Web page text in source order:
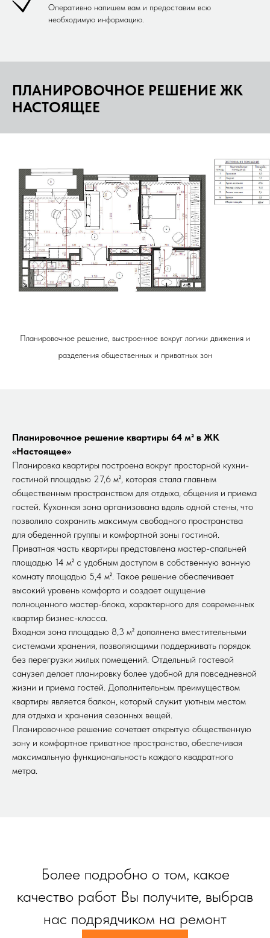
Оперативно напишем вам и предоставим всю
необходимую информацию.
ПЛАНИРОВОЧНОЕ РЕШЕНИЕ ЖК
НАСТОЯЩЕЕ
Планировочное решение, выстроенное вокруг логики движения и
разделения общественных и приватных зон
Планировочное решение квартиры 64 м² в ЖК
«Настоящее»
Планировка квартиры построена вокруг просторной кухни-
гостиной площадью 27,6 м², которая стала главным
общественным пространством для отдыха, общения и приема
гостей. Кухонная зона организована вдоль одной стены, что
позволило сохранить максимум свободного пространства
для обеденной группы и комфортной зоны гостиной.
Приватная часть квартиры представлена мастер-спальней
площадью 14 м² с удобным доступом в собственную ванную
комнату площадью 5,4 м². Такое решение обеспечивает
высокий уровень комфорта и создает ощущение
полноценного мастер-блока, характерного для современных
квартир бизнес-класса.
Входная зона площадью 8,3 м² дополнена вместительными
системами хранения, позволяющими поддерживать порядок
без перегрузки жилых помещений. Отдельный гостевой
санузел делает планировку более удобной для повседневной
жизни и приема гостей. Дополнительным преимуществом
квартиры является балкон, который служит уютным местом
для отдыха и хранения сезонных вещей.
Планировочное решение сочетает открытую общественную
зону и комфортное приватное пространство, обеспечивая
максимальную функциональность каждого квадратного
метра.
Более подробно о том, какое
качество работ Вы получите, выбрав
нас подрядчиком на ремонт